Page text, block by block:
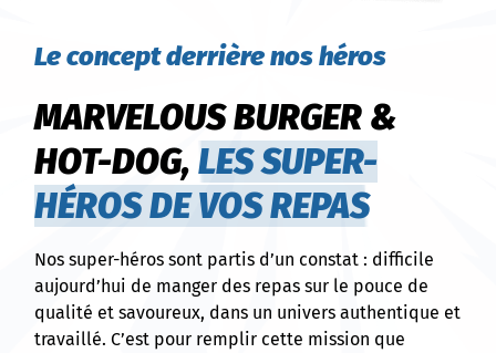
Le concept derrière nos héros
MARVELOUS BURGER &
HOT-DOG,LES SUPER-
HÉROS DE VOS REPAS
Nos super-héros sont partis d’un constat : difficile
aujourd’hui de manger des repas sur le pouce de
qualité et savoureux, dans un univers authentique et
travaillé. C’est pour remplir cette mission que